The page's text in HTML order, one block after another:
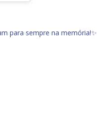
para sempre na memória!✨